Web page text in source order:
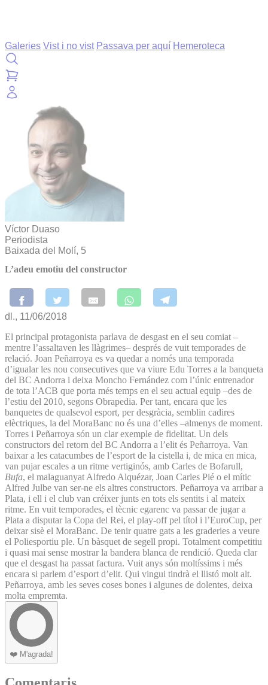
Galeries Vist i no vist Passava per aquí Hemeroteca
Víctor Duaso
Periodista
Baixada del Molí, 5
L’adeu emotiu del constructor
dl., 11/06/2018
El principal protagonista parlava de desgast en el seu comiat –
mentre l’assaltaven les llàgrimes– després de vuit temporades de
relació. Joan Peñarroya es va quedar a només una temporada
d’igualar les nou consecutives que va viure Edu Torres a la banqueta
del BC Andorra i deixa Moncho Fernández com l’únic entrenador
de tota l’ACB que porta més temps en el seu actual equip –des de
l’estiu del 2010, segons Obrapedia. Per tant, encara que les
banquetes de qualsevol esport, per desgràcia, semblin cadires
elèctriques, la del MoraBanc no és una d’elles –almenys de moment.
Torres i Peñarroya són un clar exemple de fidelitat. Un dels
constructors del retorn del BC Andorra a l’elit és Peñarroya. Van
baixar a les catacumbes de l’esport de la cistella i, de mica en mica,
van pujar escales a un ritme vertiginós, amb Carles de Bofarull,
Bufa, el malaguanyat Alfredo Alquézar, Joan Carles Pié o el mític
Alfred Julbe van ser-ne els altres constructors. Peñarroya va arribar a
Plata, i ell i el club van créixer junts en tots els sentits i al mateix
ritme. En vuit temporades, el tècnic egarenc va passar de jugar a
Plata a disputar la Copa del Rei, el play-off pel títol i l’EuroCup, per
deixar sisè el MoraBanc. De tenir quatre gats a les graderies a veure
el Poliesportiu ple. Un bàsquet de segell propi. Totalment competitiu
i quasi mai sense mostrar la bandera blanca de rendició. Queda clar
que el desgast ha passat factura. Vuit anys són moltíssims i més
encara si parlem d’esport d’elit. Qui vingui tindrà el llistó molt alt.
Peñarroya, amb les seves coses bones i algunes de dolentes, deixa
molta empremta.
❤️ M'agrada!